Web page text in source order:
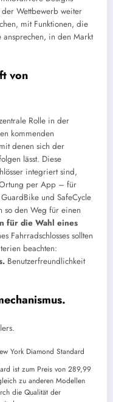
der Wettbewerb weiter
mit Funktionen, die
in den Markt
von
Rolle in der
kommenden
denen sich der
lässt. Diese
integriert sind,
per App – für
und SafeCycle
so den Weg für einen
für die Wahl eines
Fahrradschlosses sollten
beachten:
Benutzerfreundlichkeit
York Diamond Standard
ist zum Preis von 289,99
zu anderen Modellen
die Qualität der